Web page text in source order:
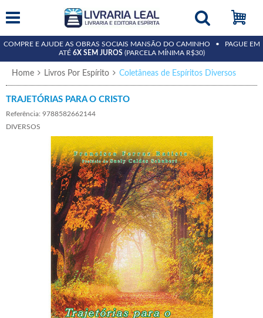
COMPRE E AJUDE AS OBRAS SOCIAIS MANSÃO DO CAMINHO • PAGUE EM
ATÉ 6X SEM JUROS (PARCELA MÍNIMA R$30)
Home Livros Por Espírito Coletâneas de Espíritos Diversos
TRAJETÓRIAS PARA O CRISTO
Referência: 9788582662144
DIVERSOS